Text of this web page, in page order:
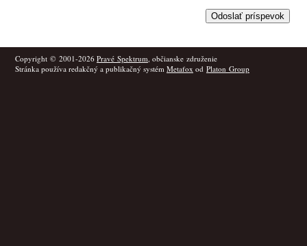
Copyright © 2001-2026 Pravé Spektrum, občianske združenie
Stránka používa redakčný a publikačný systém Metafox od Platon Group